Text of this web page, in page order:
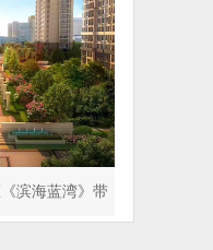
滨海蓝湾》带